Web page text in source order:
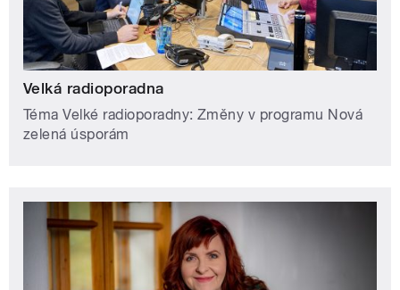
Velká radioporadna
Téma Velké radioporadny: Změny v programu Nová
zelená úsporám